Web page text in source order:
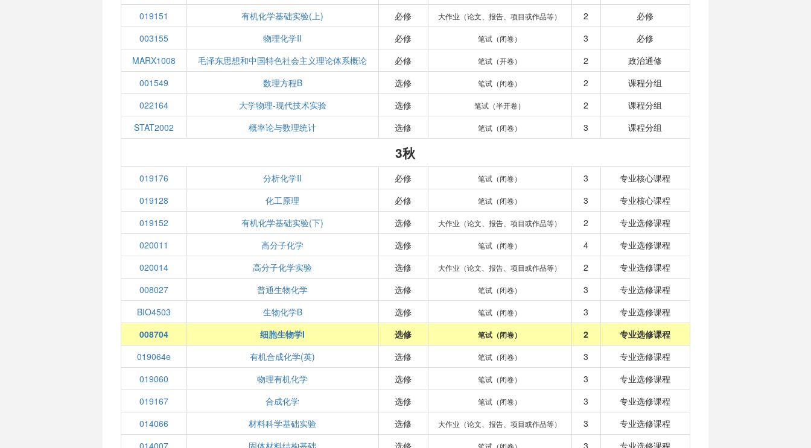
019151
有机化学基础实验(上) 必修 大作业（论文、报告、项目或作品等） 2
必修
003155
物理化学II 必修 笔试（闭卷） 3
必修
MARX1008
毛泽东思想和中国特色社会主义理论体系概论 必修 笔试（开卷） 2
政治通修
001549
数理方程B 选修 笔试（闭卷） 2
课程分组
022164
大学物理-现代技术实验 选修 笔试（半开卷） 2
课程分组
STAT2002
概率论与数理统计 选修 笔试（闭卷） 3 课程分组
3秋
019176 分析化学II 必修 笔试（闭卷） 3
专业核心课程
019128
化工原理 必修 笔试（闭卷） 3
专业核心课程
019152
有机化学基础实验(下) 选修 大作业（论文、报告、项目或作品等） 2
专业选修课程
020011
高分子化学 选修 笔试（闭卷） 4
专业选修课程
020014
高分子化学实验 选修 大作业（论文、报告、项目或作品等） 2
专业选修课程
008027
普通生物化学 选修 笔试（闭卷） 3
专业选修课程
BIO4503
生物化学B 选修 笔试（闭卷） 3
专业选修课程
008704
细胞生物学I 选修 笔试（闭卷） 2
专业选修课程
019064e
有机合成化学(英) 选修 笔试（闭卷） 3
专业选修课程
019060
物理有机化学 选修 笔试（闭卷） 3
专业选修课程
019167
合成化学 选修 笔试（闭卷） 3
专业选修课程
014066
材料科学基础实验 选修 大作业（论文、报告、项目或作品等） 3
专业选修课程
014007
固体材料结构基础 选修 笔试（闭卷） 3 专业选修课程